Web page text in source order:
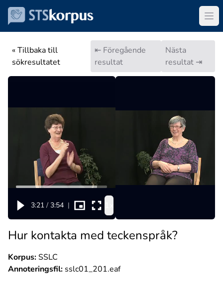
« Tillbaka till
sökresultatet
⇤ Föregående
resultat
Nästa
resultat ⇥
3:21 / 3:54 |
Hur kontakta med teckenspråk?
Korpus:SSLC
Annoteringsfil: sslc01_201.eaf